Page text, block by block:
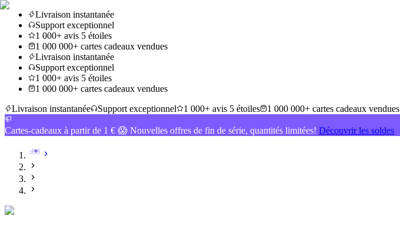
Livraison instantanée
Support exceptionnel
1 000+ avis 5 étoiles
1 000 000+ cartes cadeaux vendues
Livraison instantanée
Support exceptionnel
1 000+ avis 5 étoiles
1 000 000+ cartes cadeaux vendues
Livraison instantanée
Support exceptionnel 1 000+ avis 5 étoiles 1 000 000+ cartes cadeaux vendues
Cartes-cadeaux à partir de 1 € 😱 Nouvelles offres de fin de série, quantités limitées! Découvrir les soldes